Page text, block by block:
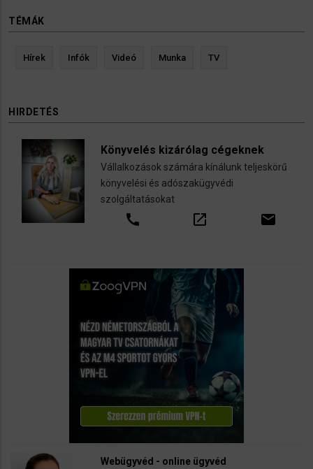
TÉMÁK
Hírek Infók Videó Munka TV
HIRDETÉS
Könyvelés kizárólag cégeknek
Vállalkozások számára kínálunk teljeskörű
könyvelési és adószakügyvédi
szolgáltatásokat
call open_in_new email
Webügyvéd - online ügyvéd